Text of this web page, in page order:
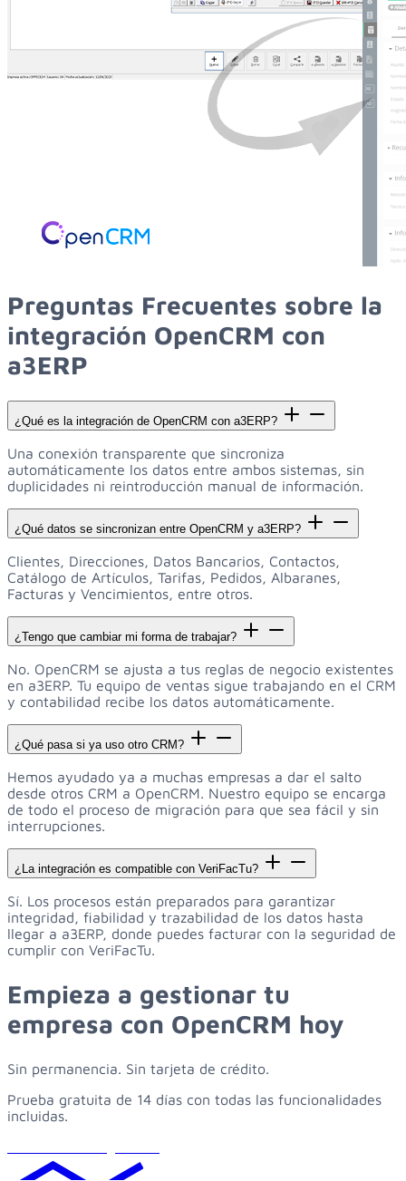
Preguntas Frecuentes sobre la
integración OpenCRM con
a3ERP
¿Qué es la integración de OpenCRM con a3ERP?
Una conexión transparente que sincroniza
automáticamente los datos entre ambos sistemas, sin
duplicidades ni reintroducción manual de información.
¿Qué datos se sincronizan entre OpenCRM y a3ERP?
Clientes, Direcciones, Datos Bancarios, Contactos,
Catálogo de Artículos, Tarifas, Pedidos, Albaranes,
Facturas y Vencimientos, entre otros.
¿Tengo que cambiar mi forma de trabajar?
No. OpenCRM se ajusta a tus reglas de negocio existentes
en a3ERP. Tu equipo de ventas sigue trabajando en el CRM
y contabilidad recibe los datos automáticamente.
¿Qué pasa si ya uso otro CRM?
Hemos ayudado ya a muchas empresas a dar el salto
desde otros CRM a OpenCRM. Nuestro equipo se encarga
de todo el proceso de migración para que sea fácil y sin
interrupciones.
¿La integración es compatible con VeriFacTu?
Sí. Los procesos están preparados para garantizar
integridad, fiabilidad y trazabilidad de los datos hasta
llegar a a3ERP, donde puedes facturar con la seguridad de
cumplir con VeriFacTu.
Empieza a gestionar tu
empresa con OpenCRM hoy
Sin permanencia. Sin tarjeta de crédito.
Prueba gratuita de 14 días con todas las funcionalidades
incluidas.